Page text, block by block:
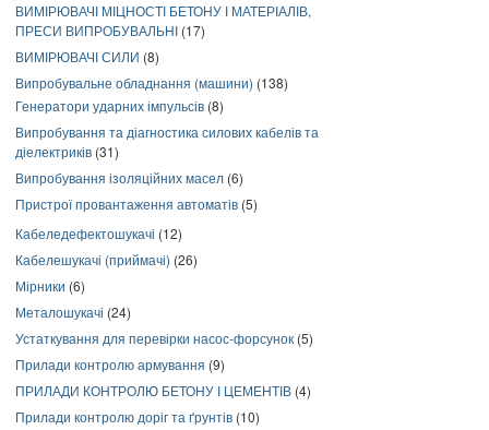
ВИМІРЮВАЧІ МІЦНОСТІ БЕТОНУ І МАТЕРІАЛІВ,
ПРЕСИ ВИПРОБУВАЛЬНІ (17)
ВИМІРЮВАЧІ СИЛИ (8)
Випробувальне обладнання (машини) (138)
Генератори ударних імпульсів (8)
Випробування та діагностика силових кабелів та
діелектриків (31)
Випробування ізоляційних масел (6)
Пристрої провантаження автоматів (5)
Кабеледефектошукачі (12)
Кабелешукачі (приймачі) (26)
Мірники (6)
Металошукачі (24)
Устаткування для перевірки насос-форсунок (5)
Прилади контролю армування (9)
ПРИЛАДИ КОНТРОЛЮ БЕТОНУ І ЦЕМЕНТІВ (4)
Прилади контролю доріг та ґрунтів (10)